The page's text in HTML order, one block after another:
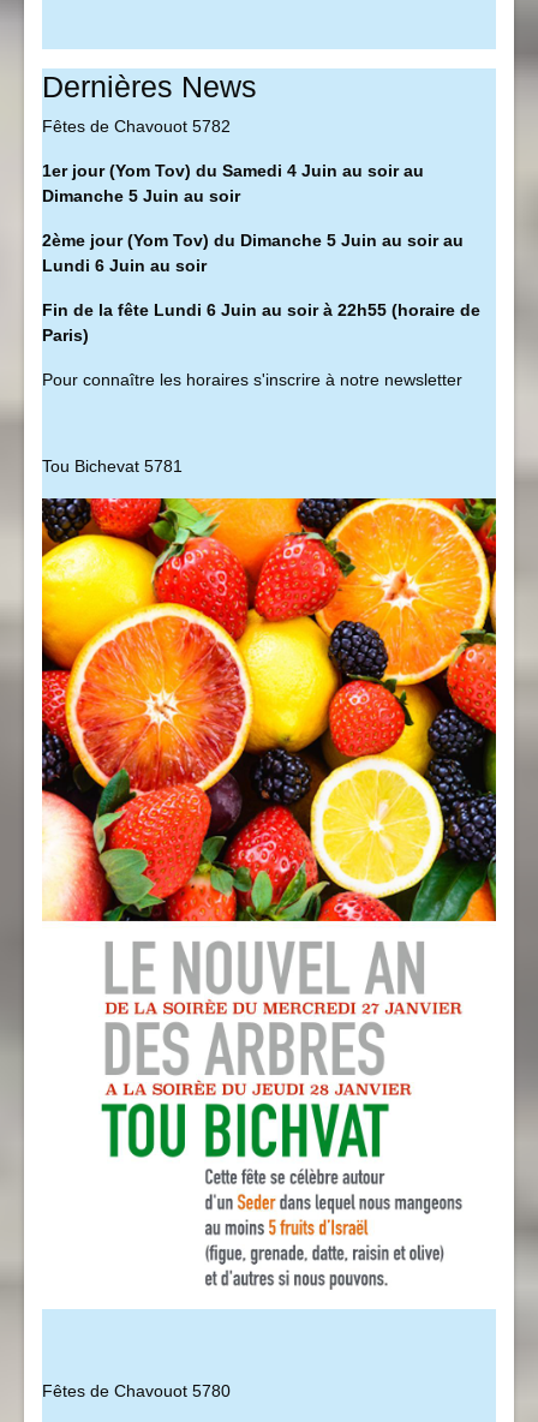
Dernières News
Fêtes de Chavouot 5782
1er jour (Yom Tov) du Samedi 4 Juin au soir au
Dimanche 5 Juin au soir
2ème jour (Yom Tov) du Dimanche 5 Juin au soir au
Lundi 6 Juin au soir
Fin de la fête Lundi 6 Juin au soir à 22h55 (horaire de
Paris)
Pour connaître les horaires s'inscrire à notre newsletter
Tou Bichevat 5781
Fêtes de Chavouot 5780